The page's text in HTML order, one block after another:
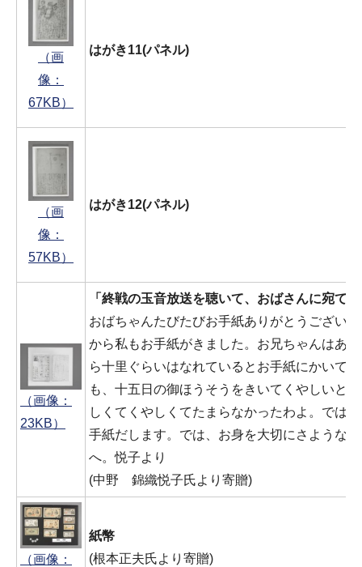
（画
像：
67KB）
はがき11(パネル)
（画
像：
57KB）
はがき12(パネル)
（画像：
23KB）
「終戦の玉音放送を聴いて、おばさんに宛て
おばちゃんたびたびお手紙ありがとうござい
から私もお手紙がきました。お兄ちゃんはあ
ら十里ぐらいはなれているとお手紙にかいて
も、十五日の御ほうそうをきいてくやしいと
しくてくやしくてたまらなかったわよ。では
手紙だします。では、お身を大切にさような
へ。悦子より
(中野 錦織悦子氏より寄贈)
（画像：
紙幣
(根本正夫氏より寄贈)